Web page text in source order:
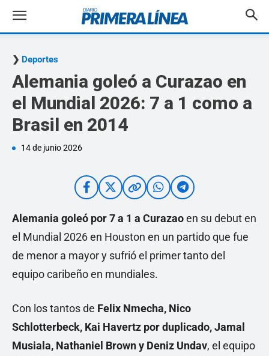
Deportes
Alemania goleó a Curazao en
el Mundial 2026: 7 a 1 como a
Brasil en 2014
14 de junio 2026
Alemania goleó por 7 a 1 a Curazaoen su debut en
el Mundial 2026 en Houston en un partido que fue
de menor a mayor y sufrió el primer tanto del
equipo caribeño en mundiales.
Con los tantos de Felix Nmecha, Nico
Schlotterbeck, Kai Havertz por duplicado, Jamal
Musiala, Nathaniel Brown y Deniz Undav, el equipo